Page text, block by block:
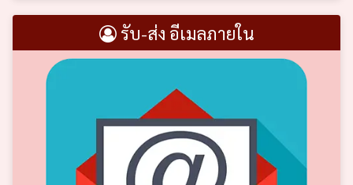
รับ-ส่ง อีเมลภายใน